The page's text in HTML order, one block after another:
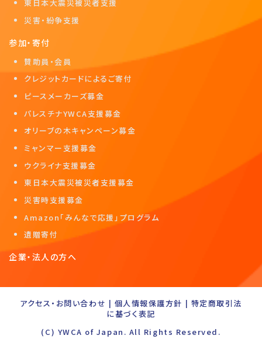
東日本大震災被災者支援
災害・紛争支援
参加・寄付
賛助員・会員
クレジットカードによるご寄付
ピースメーカーズ募金
パレスチナYWCA支援募金
オリーブの木キャンペーン募金
ミャンマー支援募金
ウクライナ支援募金
東日本大震災被災者支援募金
災害時支援募金
Amazon「みんなで応援」プログラム
遺贈寄付
企業・法人の方へ
アクセス・お問い合わせ | 個人情報保護方針 | 特定商取引法
に基づく表記
(C) YWCA of Japan. All Rights Reserved.